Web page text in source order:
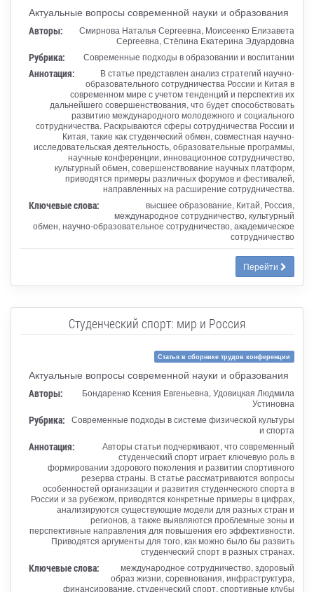
Актуальные вопросы современной науки и образования
Авторы:
Смирнова Наталья Сергеевна, Моисеенко Елизавета
Сергеевна, Стёпина Екатерина Эдуардовна
Рубрика: Современные подходы в образовании и воспитании
Аннотация:
В статье представлен анализ стратегий научно-
образовательного сотрудничества России и Китая в
современном мире с учетом тенденций и перспектив их
дальнейшего совершенствования, что будет способствовать
развитию международного молодежного и социального
сотрудничества. Раскрываются сферы сотрудничества России и
Китая, такие как студенческий обмен, совместная научно-
исследовательская деятельность, образовательные программы,
научные конференции, инновационное сотрудничество,
культурный обмен, совершенствование научных платформ,
приводятся примеры различных форумов и фестивалей,
направленных на расширение сотрудничества.
Ключевые слова:
высшее образование, Китай, Россия,
международное сотрудничество, культурный
обмен, научно-образовательное сотрудничество, академическое
сотрудничество
Перейти
Студенческий спорт: мир и Россия
Статья в сборнике трудов конференции
Актуальные вопросы современной науки и образования
Авторы:
Бондаренко Ксения Евгеньевна, Удовицкая Людмила
Устиновна
Рубрика: Современные подходы в системе физической культуры
и спорта
Аннотация:
Авторы статьи подчеркивают, что современный
студенческий спорт играет ключевую роль в
формировании здорового поколения и развитии спортивного
резерва страны. В статье рассматриваются вопросы
особенностей организации и развития студенческого спорта в
России и за рубежом, приводятся конкретные примеры в цифрах,
анализируются существующие модели для разных стран и
регионов, а также выявляются проблемные зоны и
перспективные направления для повышения его эффективности.
Приводятся аргументы для того, как можно было бы развить
студенческий спорт в разных странах.
Ключевые слова:
международное сотрудничество, здоровый
образ жизни, соревнования, инфраструктура,
финансирование, студенческий спорт, спортивные клубы